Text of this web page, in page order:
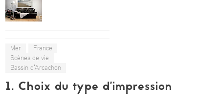
Mer
France
Scènes de vie
Bassin d'Arcachon
1. Choix du type d’impression